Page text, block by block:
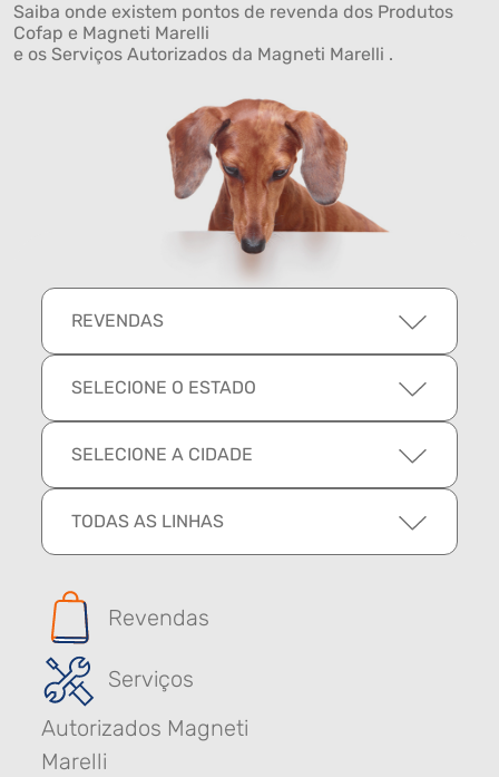
Saiba onde existem pontos de revenda dos Produtos
Cofap e Magneti Marelli
e os Serviços Autorizados da Magneti Marelli .
REVENDAS
SELECIONE O ESTADO
SELECIONE A CIDADE
TODAS AS LINHAS
Revendas
Serviços
Autorizados Magneti
Marelli